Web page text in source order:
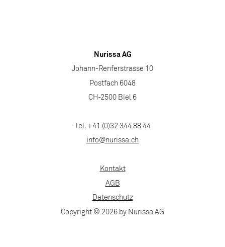
Nurissa AG
Johann-Renferstrasse 10
Postfach 6048
CH-2500 Biel 6
Tel. +41 (0)32 344 88 44
info@nurissa.ch
Kontakt
AGB
Datenschutz
Copyright © 2026 by Nurissa AG